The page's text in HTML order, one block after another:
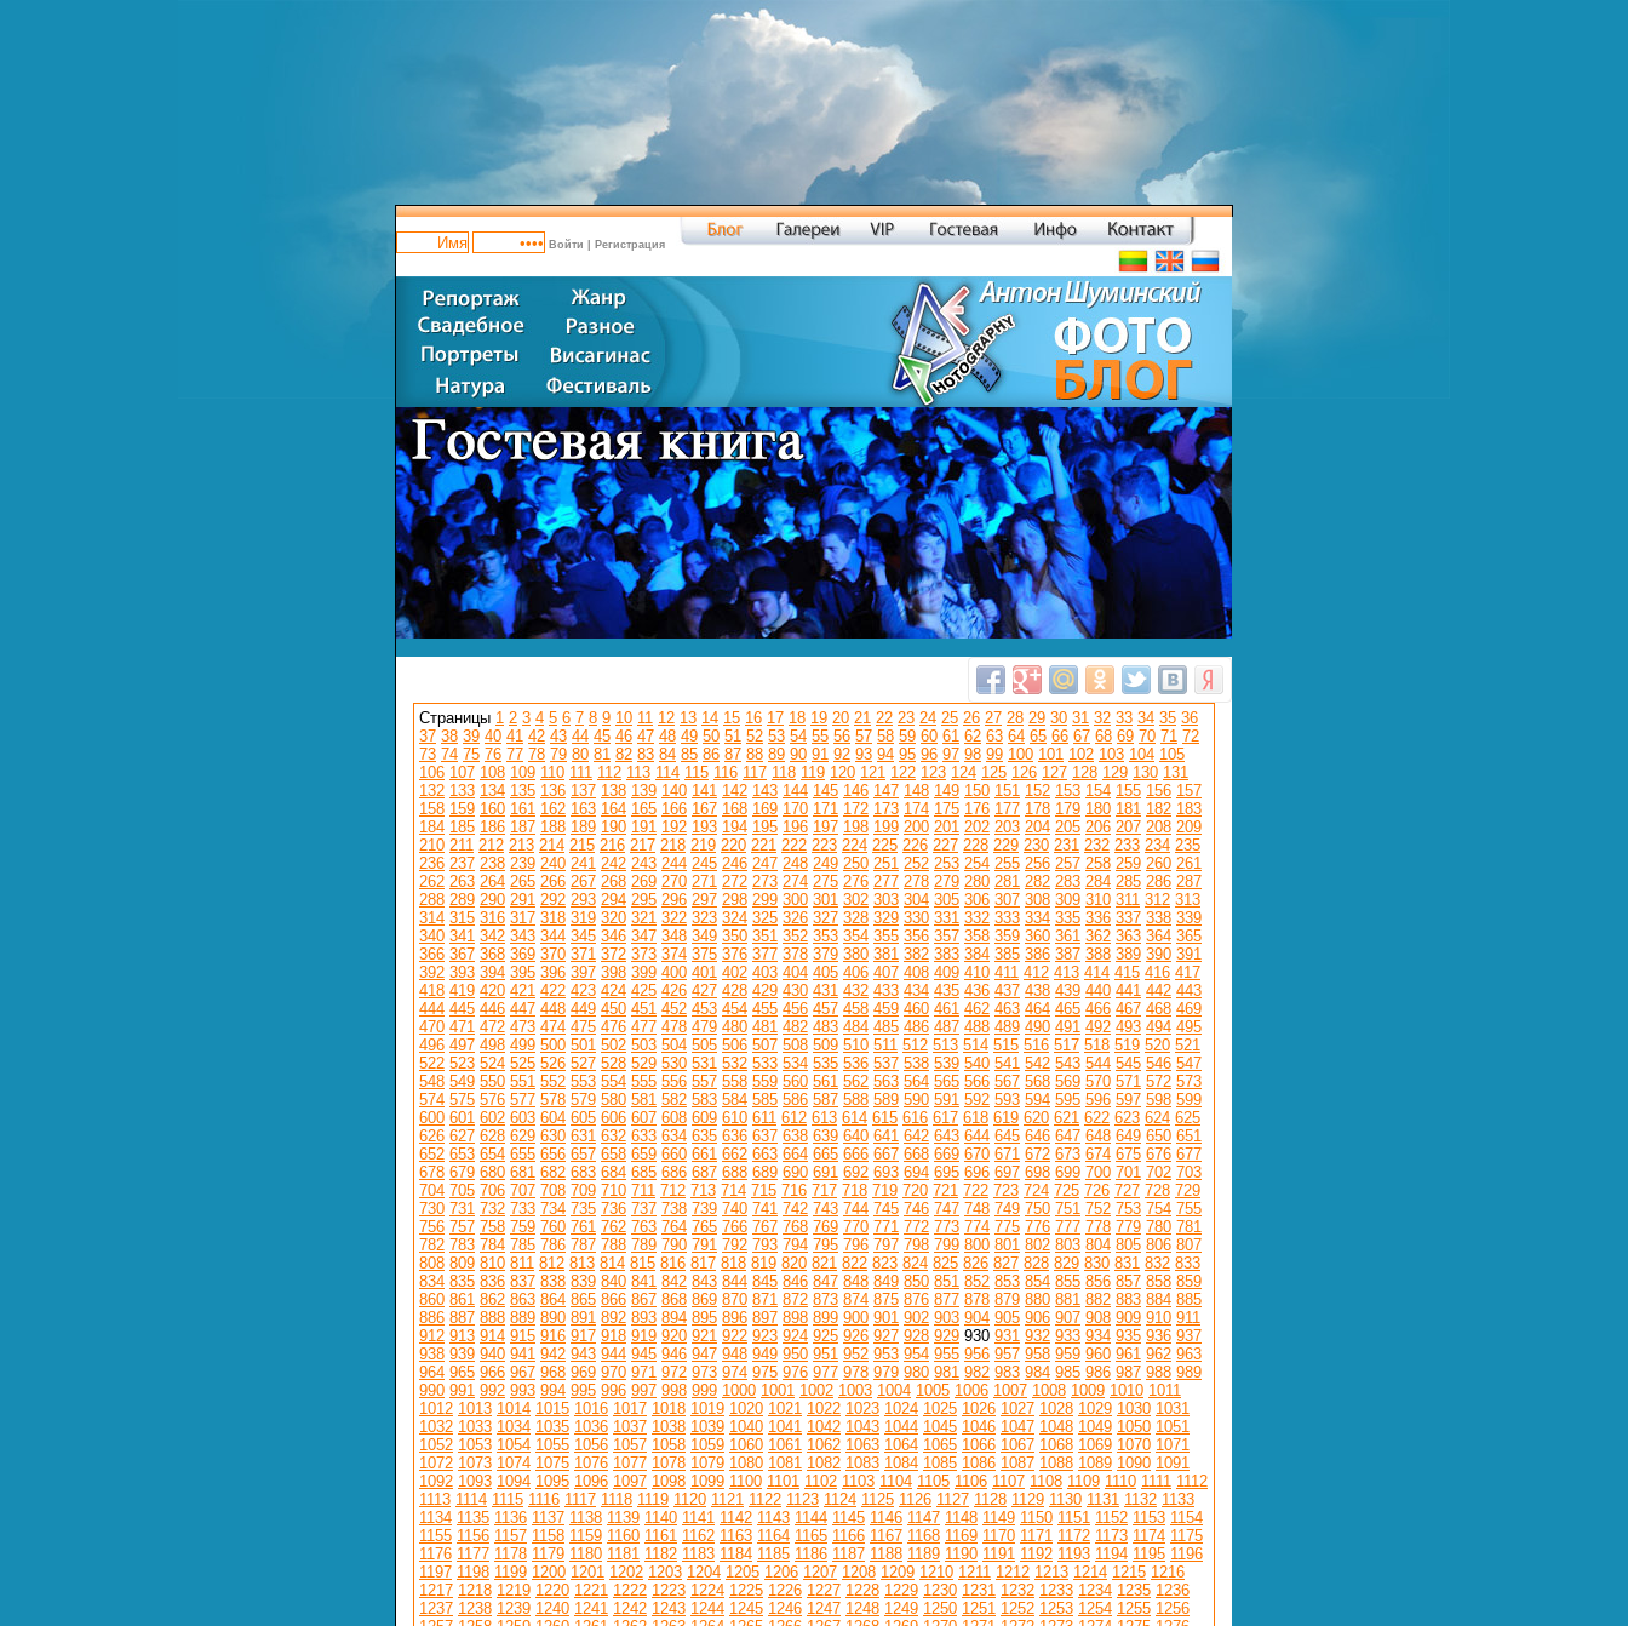
Войти Регистрация
Страницы 1 2 3 4 5 6 7 8 9 10 11 12 13 14 15 16 17 18 19 20 21 22 23 24 25 26 27 28 29 30 31 32 33 34 35 36
37 38 39 40 41 42 43 44 45 46 47 48 49 50 51 52 53 54 55 56 57 58 59 60 61 62 63 64 65 66 67 68 69 70 71 72
73 74 75 76 77 78 79 80 81 82 83 84 85 86 87 88 89 90 91 92 93 94 95 96 97 98 99 100 101 102 103 104 105
106 107 108 109 110 111 112 113 114 115 116 117 118 119 120 121 122 123 124 125 126 127 128 129 130 131
132 133 134 135 136 137 138 139 140 141 142 143 144 145 146 147 148 149 150 151 152 153 154 155 156 157
158 159 160 161 162 163 164 165 166 167 168 169 170 171 172 173 174 175 176 177 178 179 180 181 182 183
184 185 186 187 188 189 190 191 192 193 194 195 196 197 198 199 200 201 202 203 204 205 206 207 208 209
210 211 212 213 214 215 216 217 218 219 220 221 222 223 224 225 226 227 228 229 230 231 232 233 234 235
236 237 238 239 240 241 242 243 244 245 246 247 248 249 250 251 252 253 254 255 256 257 258 259 260 261
262 263 264 265 266 267 268 269 270 271 272 273 274 275 276 277 278 279 280 281 282 283 284 285 286 287
288 289 290 291 292 293 294 295 296 297 298 299 300 301 302 303 304 305 306 307 308 309 310 311 312 313
314 315 316 317 318 319 320 321 322 323 324 325 326 327 328 329 330 331 332 333 334 335 336 337 338 339
340 341 342 343 344 345 346 347 348 349 350 351 352 353 354 355 356 357 358 359 360 361 362 363 364 365
366 367 368 369 370 371 372 373 374 375 376 377 378 379 380 381 382 383 384 385 386 387 388 389 390 391
392 393 394 395 396 397 398 399 400 401 402 403 404 405 406 407 408 409 410 411 412 413 414 415 416 417
418 419 420 421 422 423 424 425 426 427 428 429 430 431 432 433 434 435 436 437 438 439 440 441 442 443
444 445 446 447 448 449 450 451 452 453 454 455 456 457 458 459 460 461 462 463 464 465 466 467 468 469
470 471 472 473 474 475 476 477 478 479 480 481 482 483 484 485 486 487 488 489 490 491 492 493 494 495
496 497 498 499 500 501 502 503 504 505 506 507 508 509 510 511 512 513 514 515 516 517 518 519 520 521
522 523 524 525 526 527 528 529 530 531 532 533 534 535 536 537 538 539 540 541 542 543 544 545 546 547
548 549 550 551 552 553 554 555 556 557 558 559 560 561 562 563 564 565 566 567 568 569 570 571 572 573
574 575 576 577 578 579 580 581 582 583 584 585 586 587 588 589 590 591 592 593 594 595 596 597 598 599
600 601 602 603 604 605 606 607 608 609 610 611 612 613 614 615 616 617 618 619 620 621 622 623 624 625
626 627 628 629 630 631 632 633 634 635 636 637 638 639 640 641 642 643 644 645 646 647 648 649 650 651
652 653 654 655 656 657 658 659 660 661 662 663 664 665 666 667 668 669 670 671 672 673 674 675 676 677
678 679 680 681 682 683 684 685 686 687 688 689 690 691 692 693 694 695 696 697 698 699 700 701 702 703
704 705 706 707 708 709 710 711 712 713 714 715 716 717 718 719 720 721 722 723 724 725 726 727 728 729
730 731 732 733 734 735 736 737 738 739 740 741 742 743 744 745 746 747 748 749 750 751 752 753 754 755
756 757 758 759 760 761 762 763 764 765 766 767 768 769 770 771 772 773 774 775 776 777 778 779 780 781
782 783 784 785 786 787 788 789 790 791 792 793 794 795 796 797 798 799 800 801 802 803 804 805 806 807
808 809 810 811 812 813 814 815 816 817 818 819 820 821 822 823 824 825 826 827 828 829 830 831 832 833
834 835 836 837 838 839 840 841 842 843 844 845 846 847 848 849 850 851 852 853 854 855 856 857 858 859
860 861 862 863 864 865 866 867 868 869 870 871 872 873 874 875 876 877 878 879 880 881 882 883 884 885
886 887 888 889 890 891 892 893 894 895 896 897 898 899 900 901 902 903 904 905 906 907 908 909 910 911
912 913 914 915 916 917 918 919 920 921 922 923 924 925 926 927 928 929 930 931 932 933 934 935 936 937
938 939 940 941 942 943 944 945 946 947 948 949 950 951 952 953 954 955 956 957 958 959 960 961 962 963
964 965 966 967 968 969 970 971 972 973 974 975 976 977 978 979 980 981 982 983 984 985 986 987 988 989
990 991 992 993 994 995 996 997 998 999 1000 1001 1002 1003 1004 1005 1006 1007 1008 1009 1010 1011
1012 1013 1014 1015 1016 1017 1018 1019 1020 1021 1022 1023 1024 1025 1026 1027 1028 1029 1030 1031
1032 1033 1034 1035 1036 1037 1038 1039 1040 1041 1042 1043 1044 1045 1046 1047 1048 1049 1050 1051
1052 1053 1054 1055 1056 1057 1058 1059 1060 1061 1062 1063 1064 1065 1066 1067 1068 1069 1070 1071
1072 1073 1074 1075 1076 1077 1078 1079 1080 1081 1082 1083 1084 1085 1086 1087 1088 1089 1090 1091
1092 1093 1094 1095 1096 1097 1098 1099 1100 1101 1102 1103 1104 1105 1106 1107 1108 1109 1110 1111 1112
1113 1114 1115 1116 1117 1118 1119 1120 1121 1122 1123 1124 1125 1126 1127 1128 1129 1130 1131 1132 1133
1134 1135 1136 1137 1138 1139 1140 1141 1142 1143 1144 1145 1146 1147 1148 1149 1150 1151 1152 1153 1154
1155 1156 1157 1158 1159 1160 1161 1162 1163 1164 1165 1166 1167 1168 1169 1170 1171 1172 1173 1174 1175
1176 1177 1178 1179 1180 1181 1182 1183 1184 1185 1186 1187 1188 1189 1190 1191 1192 1193 1194 1195 1196
1197 1198 1199 1200 1201 1202 1203 1204 1205 1206 1207 1208 1209 1210 1211 1212 1213 1214 1215 1216
1217 1218 1219 1220 1221 1222 1223 1224 1225 1226 1227 1228 1229 1230 1231 1232 1233 1234 1235 1236
1237 1238 1239 1240 1241 1242 1243 1244 1245 1246 1247 1248 1249 1250 1251 1252 1253 1254 1255 1256